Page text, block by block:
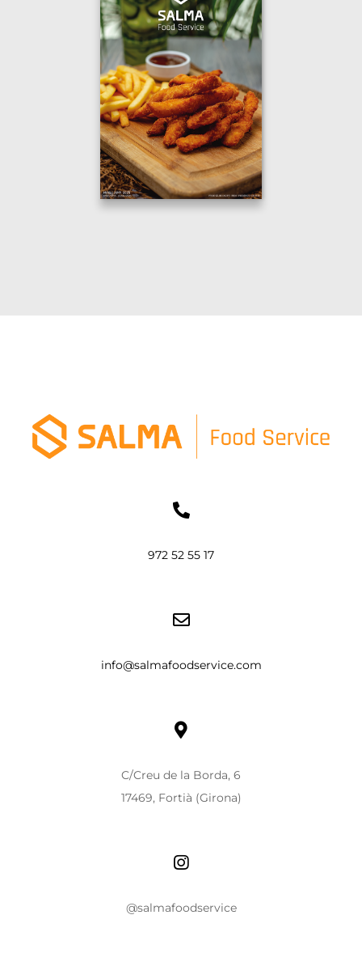
972 52 55 17
info@salmafoodservice.com
C/Creu de la Borda, 6
17469, Fortià (Girona)
@salmafoodservice